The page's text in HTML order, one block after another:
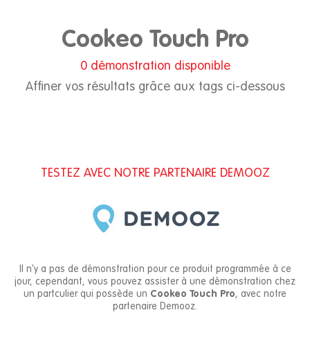
Cookeo Touch Pro
0démonstration disponible
Affiner vos résultats grâce aux tags ci-dessous
TESTEZ AVEC NOTRE PARTENAIRE DEMOOZ
Il n'y a pas de démonstration pour ce produit programmée à ce
jour, cependant, vous pouvez assister à une démonstration chez
un partculier qui possède un Cookeo Touch Pro, avec notre
partenaire Demooz.